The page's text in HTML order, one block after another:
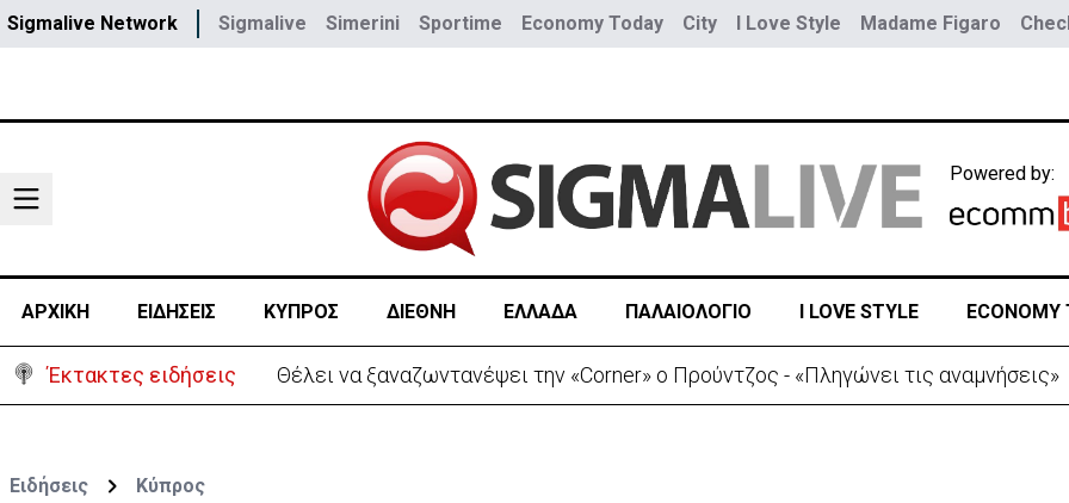
Sigmalive Network Sigmalive Simerini Sportime Economy Today City I Love Style Madame Figaro
Powered by:
ΑΡΧΙΚΗ ΕΙΔΗΣΕΙΣ ΚΥΠΡΟΣ ΔΙΕΘΝΗ ΕΛΛΑΔΑ ΠΑΛΑΙΟΛΟΓΙΟ I LOVE STYLE ECONOMY
Έκτακτες ειδήσεις Θέλει να ξαναζωντανέψει την «Corner» o Προύντζος - «Πληγώνει τις αναμνήσεις»
Ειδήσεις Κύπρος